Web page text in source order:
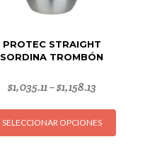
PROTEC STRAIGHT
SORDINA TROMBÓN
$1,035.11–$1,158.13
SELECCIONAR OPCIONES
Este